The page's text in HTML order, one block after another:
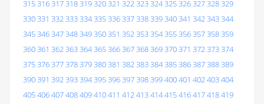
315316317318319320321 322323324325326327328329
330331 332333334335336337338339340341 342343344
345346347348349350351 352353354355356357358359
360361 362363364365366367368369370371 372373374
375376377378379380381 382383384385386387388389
390391 392393394395396397398399400401 402403404
405406407408409410411 412413414415416417418419